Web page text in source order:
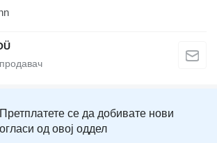
Претплатете се да добивате нови
огласи од овој оддел